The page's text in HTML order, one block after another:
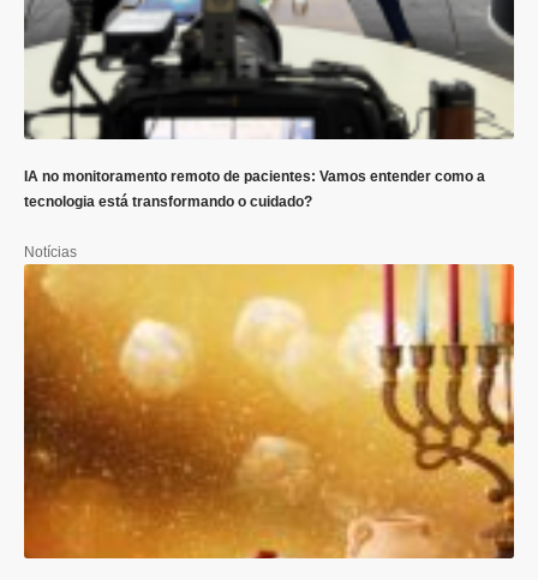
IA no monitoramento remoto de pacientes: Vamos entender como a
tecnologia está transformando o cuidado?
Notícias